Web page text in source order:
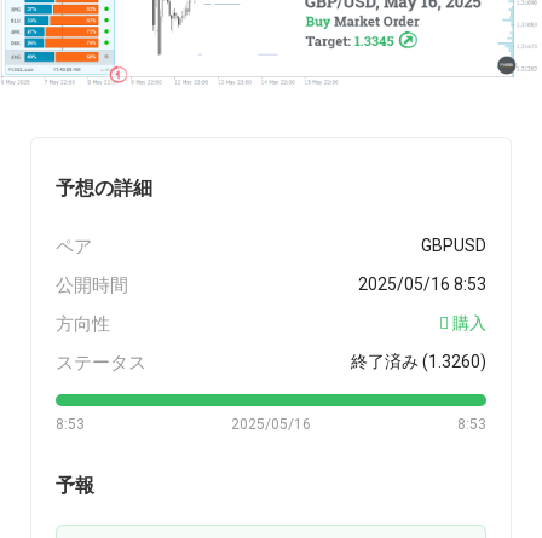
予想の詳細
ペア GBPUSD
公開時間 2025/05/16 8:53
方向性 購入
ステータス 終了済み (1.3260)
8:53 8:53
2025/05/16
予報